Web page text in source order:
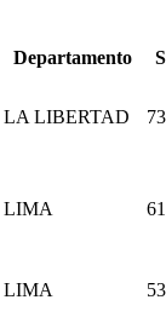
Departamento
LA LIBERTAD
LIMA
LIMA